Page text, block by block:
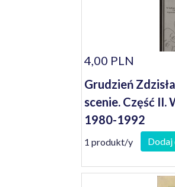
4,00 PLN
Grudzień
scenie. Część II.
1980-1992
1 produkt/y Dodaj